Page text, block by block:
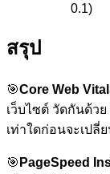
0.1)
สรุป
🎯Core Web
เว็บไซต์ วัดกันด้ว
เท่าใดก่อนจะเปลี่
🎯 PageSpeed